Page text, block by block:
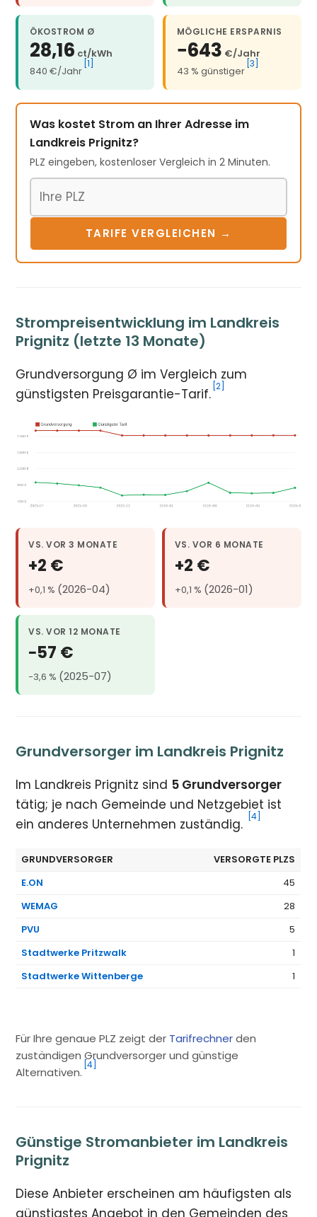
ÖKOSTROM Ø
28,16 ct/kWh
840 €/Jahr
[1]
MÖGLICHE ERSPARNIS
−643 €/Jahr
43 % günstiger
[3]
Was kostet Strom an Ihrer Adresse im
Landkreis Prignitz?
PLZ eingeben, kostenloser Vergleich in 2 Minuten.
TARIFE VERGLEICHEN →
Strompreisentwicklung im Landkreis
Prignitz (letzte 13 Monate)
Grundversorgung Ø im Vergleich zum
günstigsten Preisgarantie-Tarif. [2]
VS. VOR 3 MONATE
+2 €
+0,1 % (2026-04)
VS. VOR 6 MONATE
+2 €
+0,1 % (2026-01)
VS. VOR 12 MONATE
−57 €
−3,6 % (2025-07)
Grundversorger im Landkreis Prignitz
Im Landkreis Prignitz sind 5 Grundversorger
tätig; je nach Gemeinde und Netzgebiet ist
ein anderes Unternehmen zuständig.
[4]
GRUNDVERSORGER
VERSORGTE PLZS
E.ON
45
WEMAG
28
PVU
5
Stadtwerke Pritzwalk
1
Stadtwerke Wittenberge
1
Für Ihre genaue PLZ zeigt der Tarifrechnerden
zuständigen Grundversorger und günstige
Alternativen.
[4]
Günstige Stromanbieter im Landkreis
Prignitz
Diese Anbieter erscheinen am häufigsten als
günstigstes Angebot in den Gemeinden des